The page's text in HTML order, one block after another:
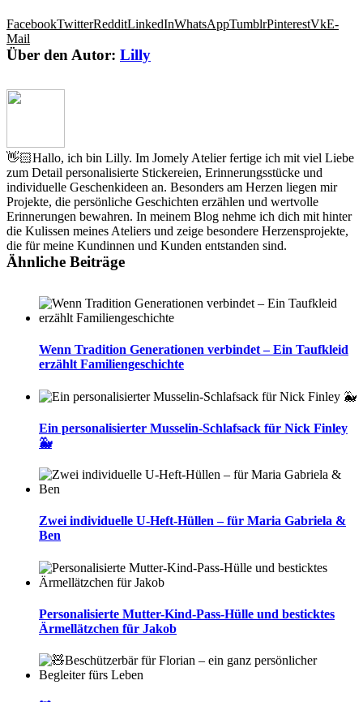
FacebookTwitterRedditLinkedInWhatsAppTumblrPinterestVkE-
Mail
Über den Autor: Lilly
👋🏻Hallo, ich bin Lilly. Im Jomely Atelier fertige ich mit viel Liebe
zum Detail personalisierte Stickereien, Erinnerungsstücke und
individuelle Geschenkideen an. Besonders am Herzen liegen mir
Projekte, die persönliche Geschichten erzählen und wertvolle
Erinnerungen bewahren. In meinem Blog nehme ich dich mit hinter
die Kulissen meines Ateliers und zeige besondere Herzensprojekte,
die für meine Kundinnen und Kunden entstanden sind.
Ähnliche Beiträge
Wenn Tradition Generationen verbindet – Ein Taufkleid
erzählt Familiengeschichte
Ein personalisierter Musselin-Schlafsack für Nick Finley
🐳
Zwei individuelle U-Heft-Hüllen – für Maria Gabriela &
Ben
Personalisierte Mutter-Kind-Pass-Hülle und besticktes
Ärmellätzchen für Jakob